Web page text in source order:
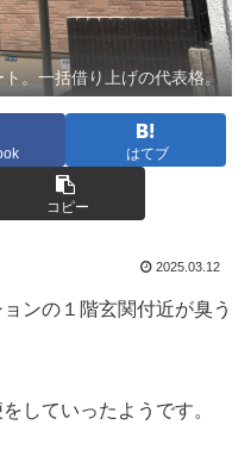
。一括借り上げの代表格。
はてブ
コピー
2025.03.12
ョンの１階玄関付近が臭う
していったようです。